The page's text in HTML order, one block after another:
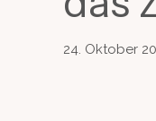
24. Oktober